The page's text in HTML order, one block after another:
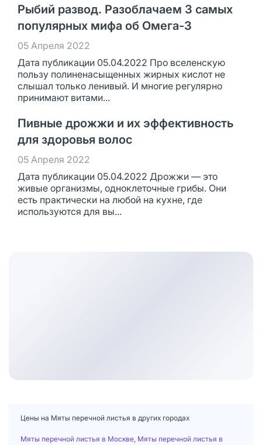
Рыбий развод. Разоблачаем 3 самых
популярных мифа об Омега-3
05 Апреля 2022
Дата публикации 05.04.2022 Про вселенскую
пользу полиненасыщенных жирных кислот не
слышал только ленивый. И многие регулярно
принимают витами...
Пивные дрожжи и их эффективность
для здоровья волос
05 Апреля 2022
Дата публикации 05.04.2022 Дрожжи — это
живые организмы, одноклеточные грибы. Они
есть практически на любой на кухне, где
используются для вы...
Цены на Мяты перечной листья в других городах
Мяты перечной листья в Москве Мяты перечной листья в